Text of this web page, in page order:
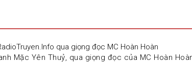
qua giọng đọc MC Hoàn Hoàn
Mặc Yên Thuỷ, qua giọng đọc của MC Hoàn